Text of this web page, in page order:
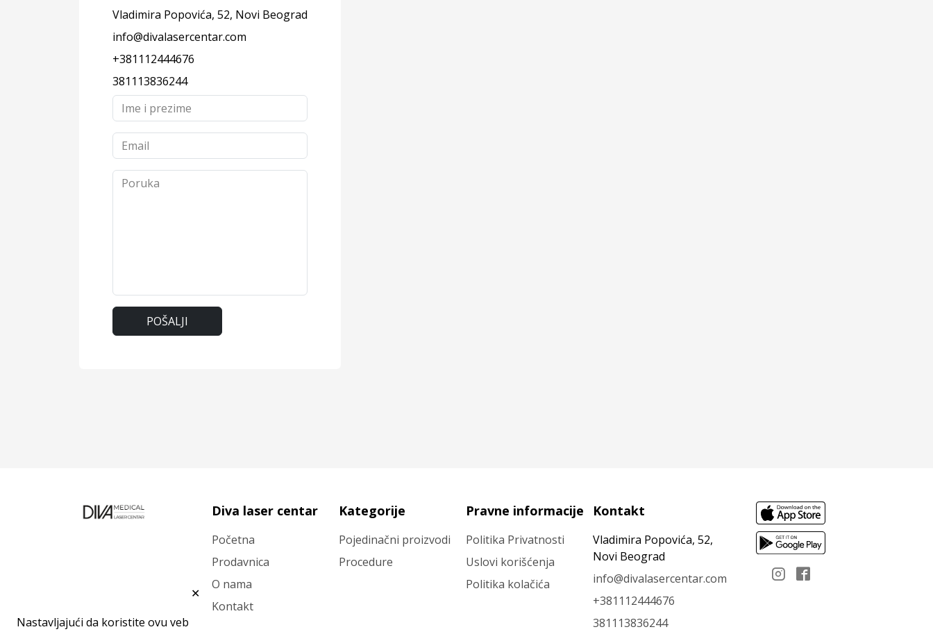
Vladimira Popovića, 52, Novi Beograd
info@divalasercentar.com
+381112444676
381113836244
POŠALJI
Diva laser centar
Početna
Prodavnica
O nama
Kontakt
Kategorije
Pojedinačni proizvodi
Procedure
Pravne informacije
Politika Privatnosti
Uslovi korišćenja
Politika kolačića
Kontakt
Vladimira Popovića, 52,
Novi Beograd
info@divalasercentar.com
+381112444676
381113836244
Nastavljajući da koristite ovu veb
✕